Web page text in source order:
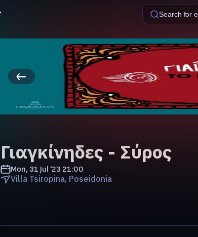
Search for
Γιαγκίνηδες - Σύρος
Mon, 31 Jul '23 21:00
Villa Tsiropina, Poseidonia